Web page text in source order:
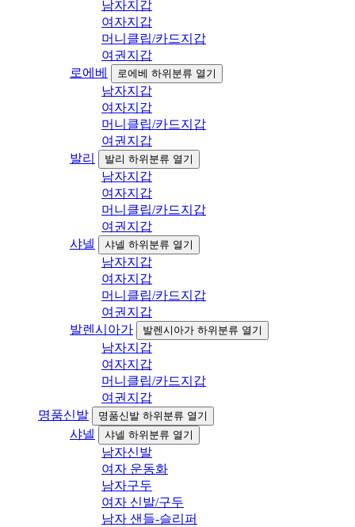
남자지갑
여자지갑
머니클립/카드지갑
여권지갑
로에베
로에베 하위분류 열기
남자지갑
여자지갑
머니클립/카드지갑
여권지갑
발리
발리 하위분류 열기
남자지갑
여자지갑
머니클립/카드지갑
여권지갑
샤넬
샤넬 하위분류 열기
남자지갑
여자지갑
머니클립/카드지갑
여권지갑
발렌시아가
발렌시아가 하위분류 열기
남자지갑
여자지갑
머니클립/카드지갑
여권지갑
명품신발
명품신발 하위분류 열기
샤넬 샤넬 하위분류 열기
남자신발
여자 운동화
남자구두
여자 신발/구두
남자 샌들-슬리퍼